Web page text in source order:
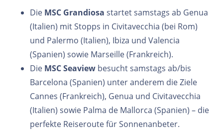
Die MSC Grandiosa startet samstags ab Genua
(Italien) mit Stopps in Civitavecchia (bei Rom)
und Palermo (Italien), Ibiza und Valencia
(Spanien) sowie Marseille (Frankreich).
Die MSC Seaview besucht samstags ab/bis
Barcelona (Spanien) unter anderem die Ziele
Cannes (Frankreich), Genua und Civitavecchia
(Italien) sowie Palma de Mallorca (Spanien) – die
perfekte Reiseroute für Sonnenanbeter.